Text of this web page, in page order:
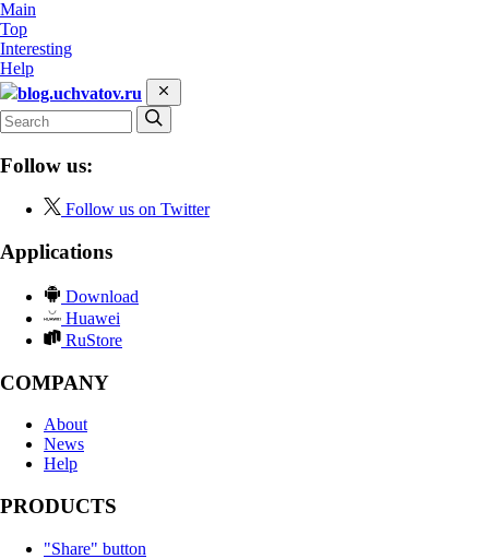
Main
Top
Interesting
Help
blog.uchvatov.ru
Follow us:
Follow us on Twitter
Applications
Download
Huawei
RuStore
COMPANY
About
News
Help
PRODUCTS
"Share" button